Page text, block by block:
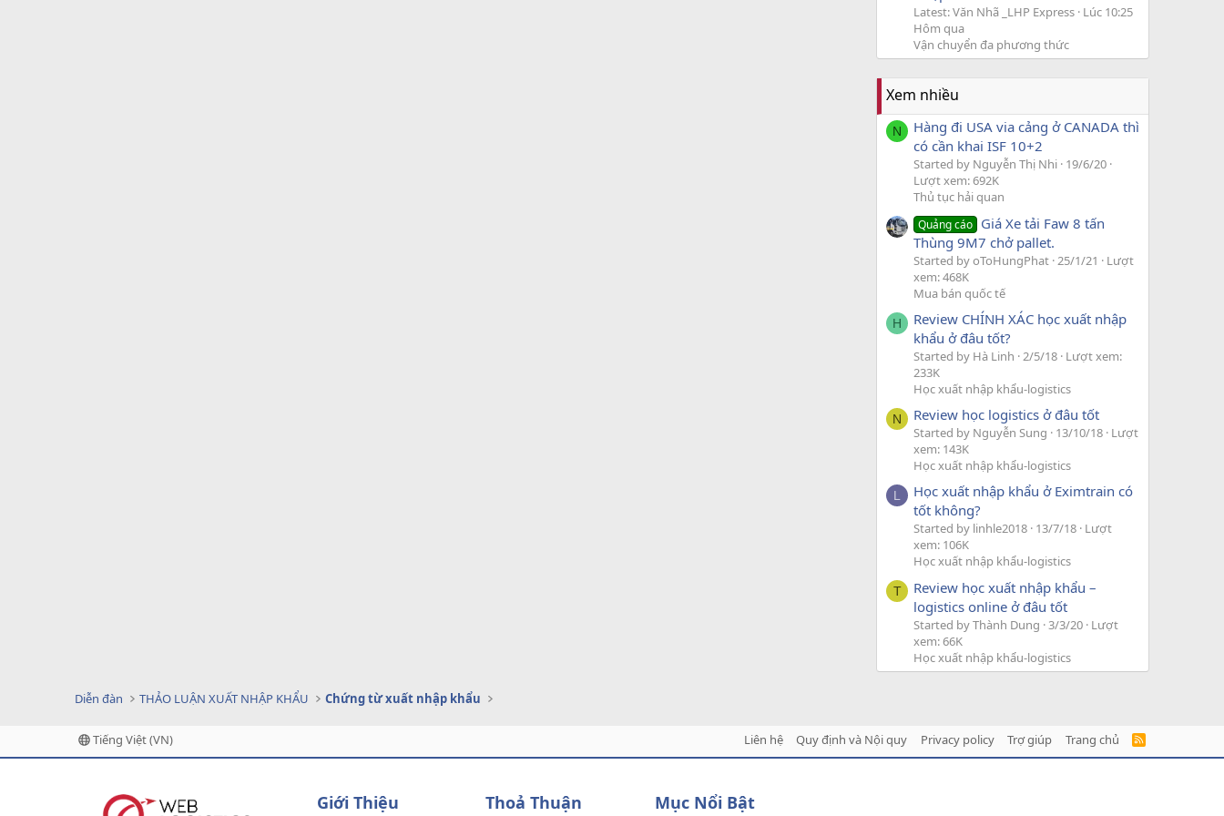
Latest: Văn Nhã _LHP Express Lúc 10:25
Hôm qua
Vận chuyển đa phương thức
Xem nhiều
N
Hàng đi USA via cảng ở CANADA thì
có cần khai ISF 10+2
Started by Nguyễn Thị Nhi 19/6/20
Lượt xem: 692K
Thủ tục hải quan
Quảng cáo Giá Xe tải Faw 8 tấn
Thùng 9M7 chở pallet.
Started by oToHungPhat 25/1/21
Lượt
xem: 468K
Mua bán quốc tế
H
Review CHÍNH XÁC học xuất nhập
khẩu ở đâu tốt?
Started by Hà Linh 2/5/18 Lượt xem:
233K
Học xuất nhập khẩu-logistics
N Review học logistics ở đâu tốt
Started by Nguyễn Sung 13/10/18 Lượt
xem: 143K
Học xuất nhập khẩu-logistics
L
Học xuất nhập khẩu ở Eximtrain có
tốt không?
Started by linhle2018 13/7/18 Lượt
xem: 106K
Học xuất nhập khẩu-logistics
T
Review học xuất nhập khẩu –
logistics online ở đâu tốt
Started by Thành Dung 3/3/20 Lượt
xem: 66K
Học xuất nhập khẩu-logistics
Diễn đàn THẢO LUẬN XUẤT NHẬP KHẨU Chứng từ xuất nhập khẩu
Tiếng Việt (VN) Liên hệ Quy định và Nội quy Privacy policy Trợ giúp Trang chủ
R
Giới Thiệu Thoả Thuận Mục Nổi Bật